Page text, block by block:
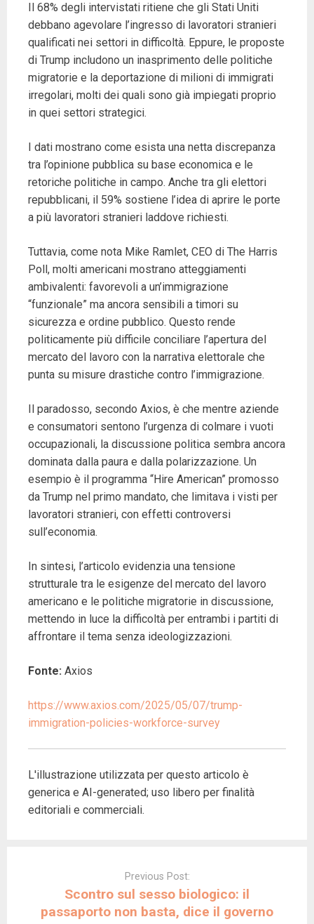
Il 68% degli intervistati ritiene che gli Stati Uniti
debbano agevolare l’ingresso di lavoratori stranieri
qualificati nei settori in difficoltà. Eppure, le proposte
di Trump includono un inasprimento delle politiche
migratorie e la deportazione di milioni di immigrati
irregolari, molti dei quali sono già impiegati proprio
in quei settori strategici.
I dati mostrano come esista una netta discrepanza
tra l’opinione pubblica su base economica e le
retoriche politiche in campo. Anche tra gli elettori
repubblicani, il 59% sostiene l’idea di aprire le porte
a più lavoratori stranieri laddove richiesti.
Tuttavia, come nota Mike Ramlet, CEO di The Harris
Poll, molti americani mostrano atteggiamenti
ambivalenti: favorevoli a un’immigrazione
“funzionale” ma ancora sensibili a timori su
sicurezza e ordine pubblico. Questo rende
politicamente più difficile conciliare l’apertura del
mercato del lavoro con la narrativa elettorale che
punta su misure drastiche contro l’immigrazione.
Il paradosso, secondo Axios, è che mentre aziende
e consumatori sentono l’urgenza di colmare i vuoti
occupazionali, la discussione politica sembra ancora
dominata dalla paura e dalla polarizzazione. Un
esempio è il programma “Hire American” promosso
da Trump nel primo mandato, che limitava i visti per
lavoratori stranieri, con effetti controversi
sull’economia.
In sintesi, l’articolo evidenzia una tensione
strutturale tra le esigenze del mercato del lavoro
americano e le politiche migratorie in discussione,
mettendo in luce la difficoltà per entrambi i partiti di
affrontare il tema senza ideologizzazioni.
Fonte: Axios
https://www.axios.com/2025/05/07/trump-
immigration-policies-workforce-survey
L'illustrazione utilizzata per questo articolo è
generica e AI-generated; uso libero per finalità
editoriali e commerciali.
Previous Post:
Scontro sul sesso biologico: il
passaporto non basta, dice il governo